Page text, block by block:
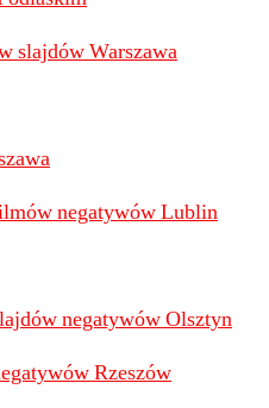
slajdów Warszawa
negatywów Lublin
negatywów Olsztyn
Rzeszów